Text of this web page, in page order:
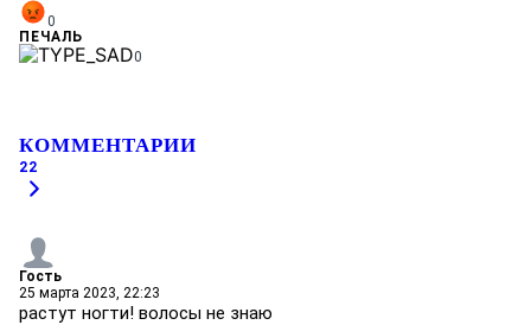
0
ПЕЧАЛЬ
0
КОММЕНТАРИИ
22
Гость
25 марта 2023, 22:23
растут ногти! волосы не знаю